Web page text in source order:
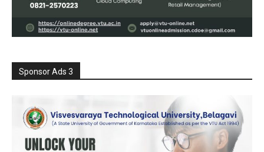
Sponsor Ads 3